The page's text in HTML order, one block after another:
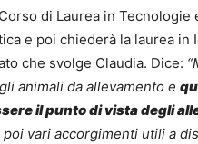
di Laurea in Tecnologie
e poi chiederà la laurea in
che svolge Claudia. Dice:
animali da allevamento e
il punto di vista degli
poi vari accorgimenti utili a